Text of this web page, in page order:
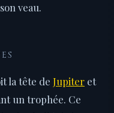
veau.
la tête de Jupiter et
un trophée. Ce